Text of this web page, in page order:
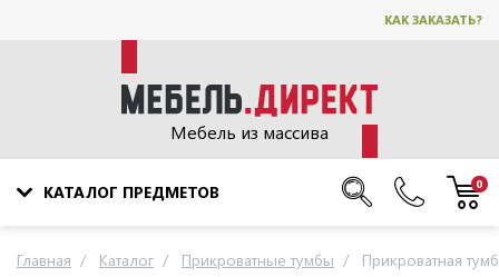
КАК ЗАКАЗАТЬ?
Мебель из массива
КАТАЛОГ ПРЕДМЕТОВ 0
Главная Каталог Прикроватные тумбы Прикроватная